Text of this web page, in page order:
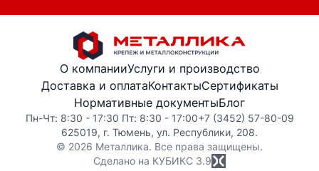
О компанииУслуги и производство
Доставка и оплатаКонтактыСертификаты
Нормативные документыБлог
Пн-Чт: 8:30 - 17:30 Пт: 8:30 - 17:00+7 (3452) 57-80-09
625019, г. Тюмень, ул. Республики, 208.
© 2026 Металлика. Все права защищены.
Сделано на КУБИКС 3.9